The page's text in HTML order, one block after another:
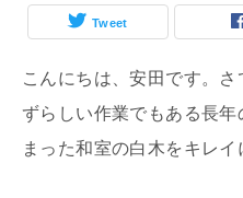
Tweet
こんにちは、安田です。
ずらしい作業でもある長
まった和室の白木をキレイ